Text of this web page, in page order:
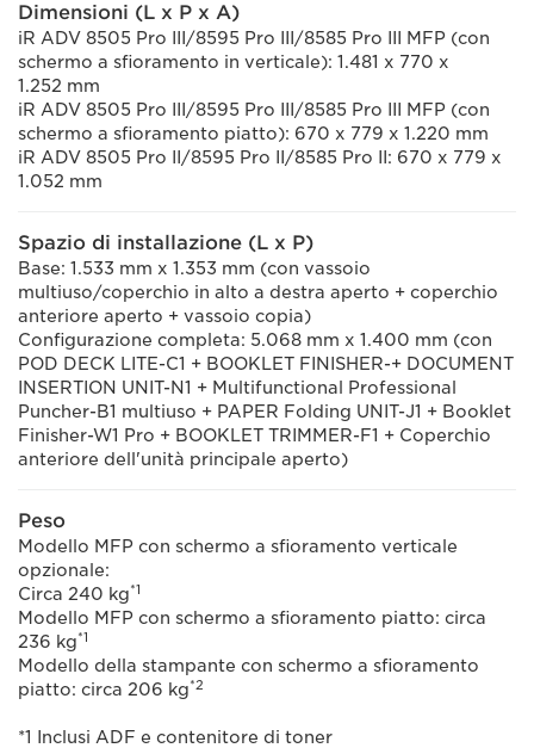
Dimensioni (L x P x A)
iR ADV 8505 Pro III/8595 Pro III/8585 Pro III MFP (con
schermo a sfioramento in verticale): 1.481 x 770 x
1.252 mm
iR ADV 8505 Pro III/8595 Pro III/8585 Pro III MFP (con
schermo a sfioramento piatto): 670 x 779 x 1.220 mm
iR ADV 8505 Pro II/8595 Pro II/8585 Pro II: 670 x 779 x
1.052 mm
Spazio di installazione (L x P)
Base: 1.533 mm x 1.353 mm (con vassoio
multiuso/coperchio in alto a destra aperto + coperchio
anteriore aperto + vassoio copia)
Configurazione completa: 5.068 mm x 1.400 mm (con
POD DECK LITE-C1 + BOOKLET FINISHER-+ DOCUMENT
INSERTION UNIT-N1 + Multifunctional Professional
Puncher-B1 multiuso + PAPER Folding UNIT-J1 + Booklet
Finisher-W1 Pro + BOOKLET TRIMMER-F1 + Coperchio
anteriore dell'unità principale aperto)
Peso
Modello MFP con schermo a sfioramento verticale
opzionale:
Circa 240 kg*1
Modello MFP con schermo a sfioramento piatto: circa
236 kg*1
Modello della stampante con schermo a sfioramento
piatto: circa 206 kg*2
*1 Inclusi ADF e contenitore di toner